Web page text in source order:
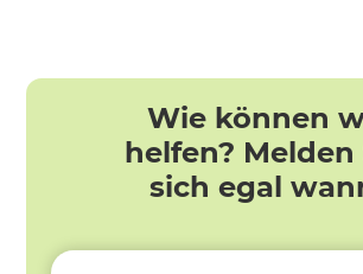
Wie können
helfen? Melden
sich egal